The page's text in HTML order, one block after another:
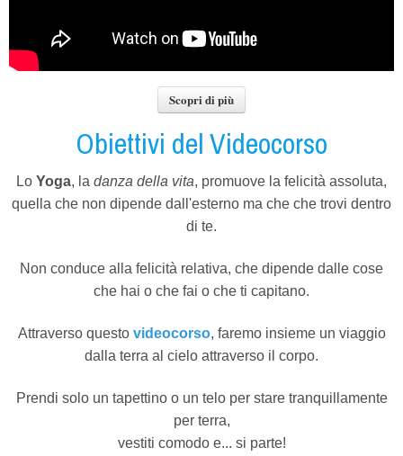
Scopri di più
Obiettivi del Videocorso
Lo Yoga, la danza della vita, promuove la felicità assoluta,
quella che non dipende dall'esterno ma che che trovi dentro
di te.
Non conduce alla felicità relativa, che dipende dalle cose
che hai o che fai o che ti capitano.
Attraverso questovideocorso, faremo insieme un viaggio
dalla terra al cielo attraverso il corpo.
Prendi solo un tapettino o un telo per stare tranquillamente
per terra,
vestiti comodo e... si parte!